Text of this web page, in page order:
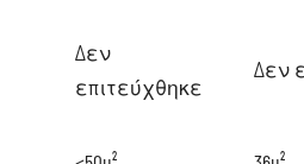
Δεν
επιτεύχθηκε
Δεν